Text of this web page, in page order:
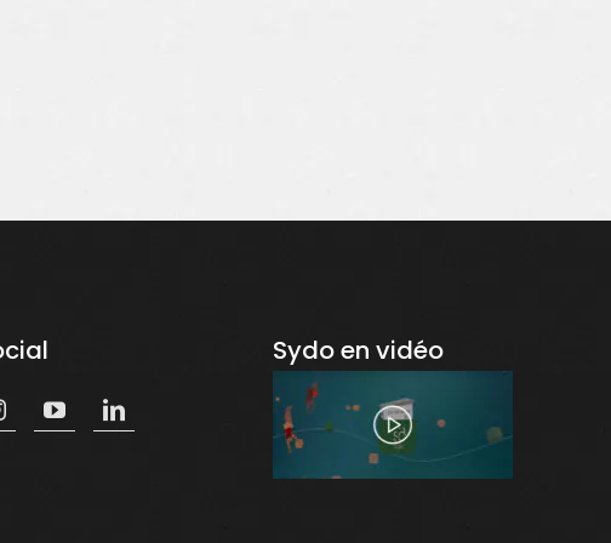
Sydo en vidéo